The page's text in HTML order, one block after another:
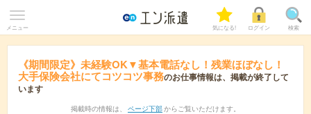
メニュー 気になる! ログイン 検索
《期間限定》未経験OK▼基本電話なし！残業ほぼなし！
大手保険会社にてコツコツ事務のお仕事情報は、掲載が終了して
います
掲載時の情報は、 ページ下部 からご覧いただけます。